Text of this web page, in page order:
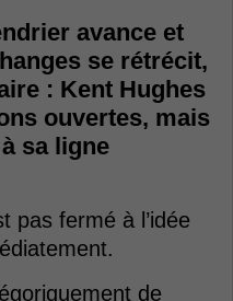
avance et
se rétrécit,
: Kent Hughes
ouvertes, mais
sa ligne
pas fermé à l’idée
de